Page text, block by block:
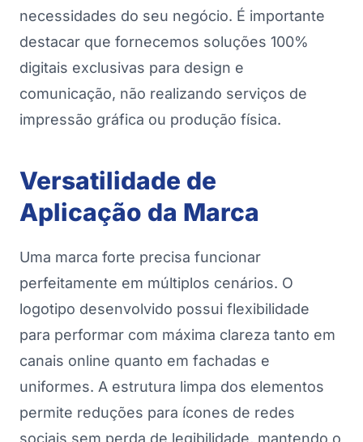
necessidades do seu negócio. É importante
destacar que fornecemos soluções 100%
digitais exclusivas para design e
comunicação, não realizando serviços de
impressão gráfica ou produção física.
Versatilidade de
Aplicação da Marca
Uma marca forte precisa funcionar
perfeitamente em múltiplos cenários. O
logotipo desenvolvido possui flexibilidade
para performar com máxima clareza tanto em
canais online quanto em fachadas e
uniformes. A estrutura limpa dos elementos
permite reduções para ícones de redes
sociais sem perda de legibilidade, mantendo o